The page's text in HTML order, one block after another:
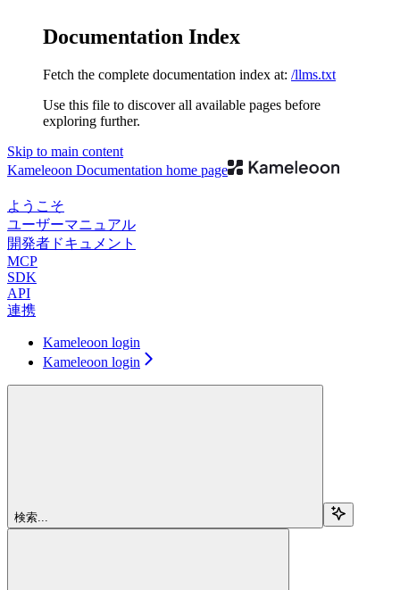
Documentation Index
Fetch the complete documentation index at: /llms.txt
Use this file to discover all available pages before
exploring further.
Skip to main content
Kameleoon Documentation home page
ようこそ
ユーザーマニュアル
開発者ドキュメント
MCP
SDK
API
連携
Kameleoon login
Kameleoon login
検索...